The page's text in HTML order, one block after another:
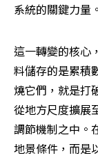
系統的關鍵力量。
這一轉變的核心
料儲存的是累積
燒它們，就是打
從地方尺度擴展
調節機制之中。
地景條件，而是